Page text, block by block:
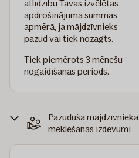
atlīdzību Tavas izvēlētās
apdrošinājuma summas
apmērā, ja mājdzīvnieks
pazūd vai tiek nozagts.
Tiek piemērots 3 mēnešu
nogaidīšanas periods.
Pazuduša mājdzīvnieka
meklēšanas izdevumi